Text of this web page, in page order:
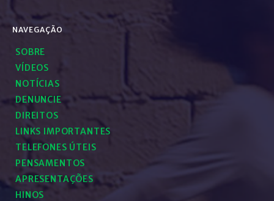
NAVEGAÇÃO
SOBRE
VÍDEOS
NOTÍCIAS
DENUNCIE
DIREITOS
LINKS IMPORTANTES
TELEFONES ÚTEIS
PENSAMENTOS
APRESENTAÇÕES
HINOS